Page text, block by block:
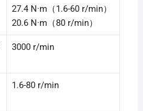
27.4 N·m（1.6-60 r/min）
20.6 N·m（80 r/min）
3000 r/min
1.6-80 r/min